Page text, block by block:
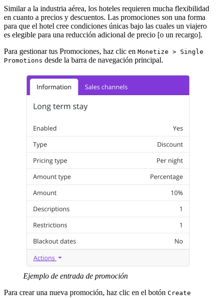
Similar a la industria aérea, los hoteles requieren mucha flexibilidad
en cuanto a precios y descuentos. Las promociones son una forma
para que el hotel cree condiciones únicas bajo las cuales un viajero
es elegible para una reducción adicional de precio [o un recargo].
Para gestionar tus Promociones, haz clic en Monetize > Single
Promotions desde la barra de navegación principal.
Ejemplo de entrada de promoción
Para crear una nueva promoción, haz clic en el botón Create